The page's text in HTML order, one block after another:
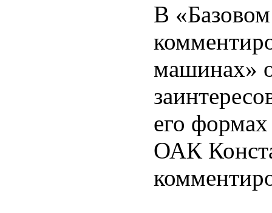
В
машинах»
его
ОАК